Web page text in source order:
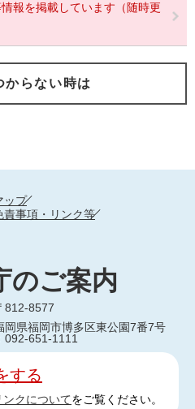
報を掲載しています（随時更
からない時は
ップ
責事項・リンク等
のご案内
812-8577
岡県福岡市博多区東公園7番7号
092-651-1111
する
ンクについてをご覧ください。